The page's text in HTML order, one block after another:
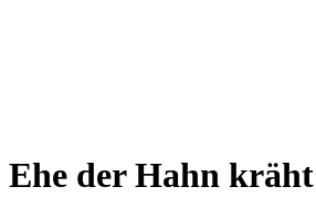
Ehe der Hahn kräht